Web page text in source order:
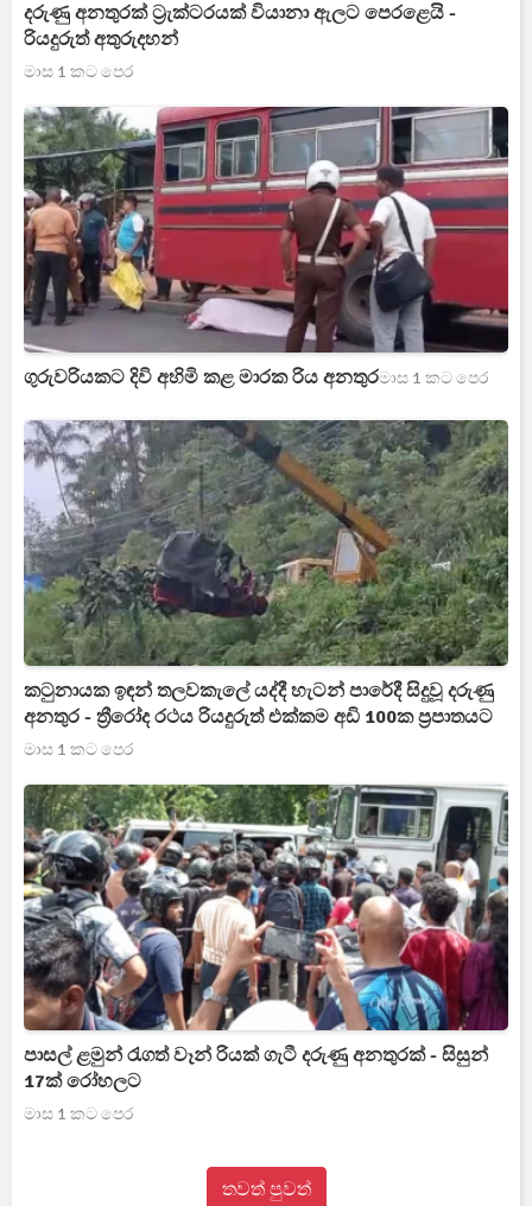
දරුණු අනතුරක් ට්‍රැක්ටරයක් වියානා ඇලට පෙරළෙයි -
රියදුරුත් අතුරුදහන්
මාස 1 කට පෙර
ගුරුවරියකට දිවි අහිමි කළ මාරක රිය අනතුරමාස 1 කට පෙර
කටුනායක ඉඳන් තලවකැලේ යද්දී හැටන් පාරේදී සිදුවූ දරුණු
අනතුර - ත්‍රීරෝද රථය රියදුරුත් එක්කම අඩි 100ක ප්‍රපාතයට
මාස 1 කට පෙර
පාසල් ළමුන් රැගත් වෑන් රියක් ගැටී දරුණු අනතුරක් - සිසුන්
17ක් රෝහලට
මාස 1 කට පෙර
තවත් පුවත්